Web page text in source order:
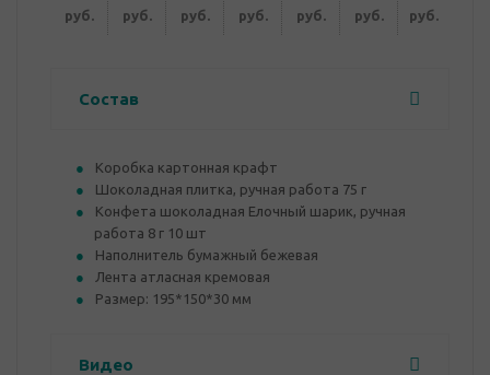
руб.
руб.
руб.
руб.
руб.
руб.
руб.
Состав
Коробка картонная крафт
Шоколадная плитка, ручная работа 75 г
Конфета шоколадная Елочный шарик, ручная
работа 8 г 10 шт
Наполнитель бумажный бежевая
Лента атласная кремовая
Размер: 195*150*30 мм
Видео